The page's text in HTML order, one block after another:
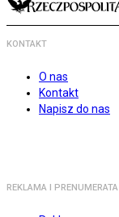
KONTAKT
O nas
Kontakt
Napisz do nas
REKLAMA I PRENUMERATA